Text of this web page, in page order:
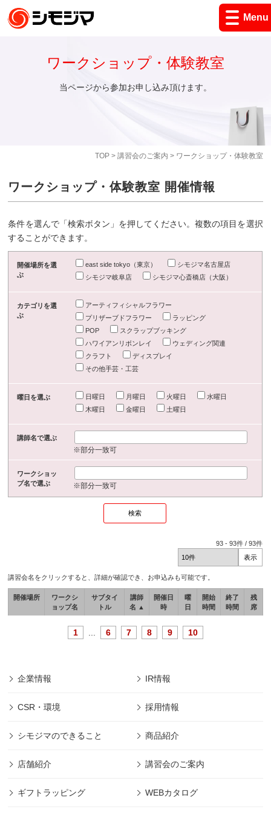
Menu
TOP> 講習会のご案内 > ワークショップ・体験教室
ワークショップ・体験教室
当ページから参加お申し込み頂けます。
ワークショップ・体験教室 開催情報
条件を選んで「検索ボタン」を押してください。複数の項目を選択
することができます。
開催場所を選
ぶ
east side tokyo（東京）
シモジマ名古屋店
シモジマ岐阜店
シモジマ心斎橋店（大阪）
カテゴリを選
ぶ
アーティフィシャルフラワー
プリザーブドフラワー
ラッピング
POP
スクラップブッキング
ハワイアンリボンレイ
ウェディング関連
クラフト
ディスプレイ
その他手芸・工芸
曜日を選ぶ 日曜日 月曜日 火曜日
水曜日
木曜日
金曜日 土曜日
講師名で選ぶ
※部分一致可
ワークショッ
プ名で選ぶ
※部分一致可
93 -93件 /93件
講習会名をクリックすると、詳細が確認でき、お申込みも可能です。
開催場所
ワークシ
ョップ名
サブタイ
トル
講師
名 ▲
開催日
時
曜
日
開始
時間
終了
時間
残
席
1 6 7 8 9 10
企業情報 IR情報
CSR・環境 採用情報
シモジマのできること 商品紹介
店舗紹介 講習会のご案内
ギフトラッピング WEBカタログ